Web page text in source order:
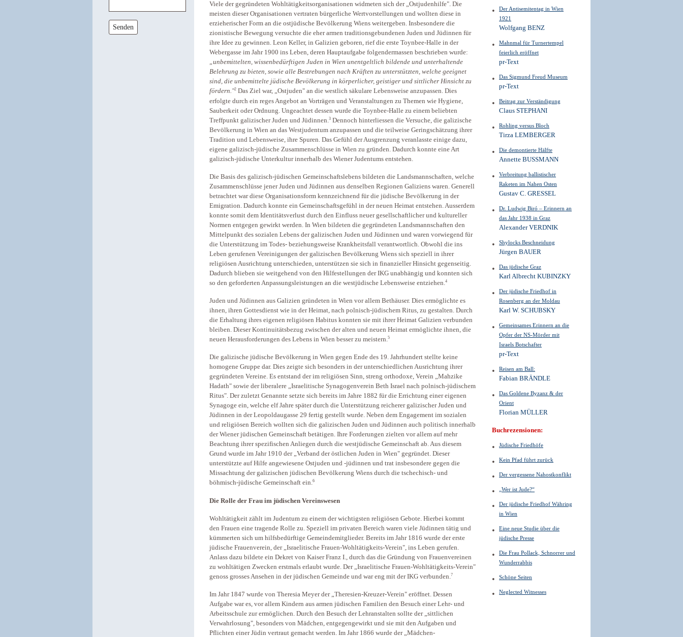
Senden
Viele der gegründeten Wohltätigkeitsorganisationen widmeten sich der „Ostjudenhilfe". Die
meisten dieser Organisationen vertraten bürgerliche Wertvorstellungen und wollten diese in
erzieherischer Form an die ostjüdische Bevölkerung Wiens weitergeben. Insbesondere die
zionistische Bewegung versuchte die eher armen traditionsgebundenen Juden und Jüdinnen für
ihre Idee zu gewinnen. Leon Keller, in Galizien geboren, rief die erste Toynbee-Halle in der
Webergasse im Jahr 1900 ins Leben, deren Hauptaufgabe folgendermassen beschrieben wurde:
„unbemittelten, wissenbedürftigen Juden in Wien unentgeltlich bildende und unterhaltende
Belehrung zu bieten, sowie alle Bestrebungen nach Kräften zu unterstützten, welche geeignet
sind, die unbemittelte jüdische Bevölkerung in körperlicher, geistiger und sittlicher Hinsicht zu
fördern."2 Das Ziel war, „Ostjuden" an die westlich säkulare Lebensweise anzupassen. Dies
erfolgte durch ein reges Angebot an Vorträgen und Veranstaltungen zu Themen wie Hygiene,
Sauberkeit oder Ordnung. Ungeachtet dessen wurde die Toynbee-Halle zu einem beliebten
Treffpunkt galizischer Juden und Jüdinnen. 3 Dennoch hinterliessen die Versuche, die galizische
Bevölkerung in Wien an das Westjudentum anzupassen und die teilweise Geringschätzung ihrer
Tradition und Lebensweise, ihre Spuren. Das Gefühl der Ausgrenzung veranlasste einige dazu,
eigene galizisch-jüdische Zusammenschlüsse in Wien zu gründen. Dadurch konnte eine Art
galizisch-jüdische Unterkultur innerhalb des Wiener Judentums entstehen.
Die Basis des galizisch-jüdischen Gemeinschaftslebens bildeten die Landsmannschaften, welche
Zusammenschlüsse jener Juden und Jüdinnen aus denselben Regionen Galiziens waren. Generell
betrachtet war diese Organisationsform kennzeichnend für die jüdische Bevölkerung in der
Emigration. Dadurch konnte ein Gemeinschaftsgefühl in der neuen Heimat entstehen. Ausserdem
konnte somit dem Identitätsverlust durch den Einfluss neuer gesellschaftlicher und kultureller
Normen entgegen gewirkt werden. In Wien bildeten die gegründeten Landsmannschaften den
Mittelpunkt des sozialen Lebens der galizischen Juden und Jüdinnen und waren vorwiegend für
die Unterstützung im Todes- beziehungsweise Krankheitsfall verantwortlich. Obwohl die ins
Leben gerufenen Vereinigungen der galizischen Bevölkerung Wiens sich speziell in ihrer
religiösen Ausrichtung unterschieden, unterstützen sie sich in finanzieller Hinsicht gegenseitig.
Dadurch blieben sie weitgehend von den Hilfestellungen der IKG unabhängig und konnten sich
so den geforderten Anpassungsleistungen an die westjüdische Lebensweise entziehen.4
Juden und Jüdinnen aus Galizien gründeten in Wien vor allem Bethäuser. Dies ermöglichte es
ihnen, ihren Gottesdienst wie in der Heimat, nach polnisch-jüdischem Ritus, zu gestalten. Durch
die Erhaltung ihres eigenen religiösen Habitus konnten sie mit ihrer Heimat Galizien verbunden
bleiben. Dieser Kontinuitätsbezug zwischen der alten und neuen Heimat ermöglichte ihnen, die
neuen Herausforderungen des Lebens in Wien besser zu meistern.5
Die galizische jüdische Bevölkerung in Wien gegen Ende des 19. Jahrhundert stellte keine
homogene Gruppe dar. Dies zeigte sich besonders in der unterschiedlichen Ausrichtung ihrer
gegründeten Vereine. Es entstand der im religiösen Sinn, streng orthodoxe, Verein „Mahzike
Hadath" sowie der liberalere „Israelitische Synagogenverein Beth Israel nach polnisch-jüdischem
Ritus". Der zuletzt Genannte setzte sich bereits im Jahre 1882 für die Errichtung einer eigenen
Synagoge ein, welche elf Jahre später durch die Unterstützung reicherer galizischer Juden und
Jüdinnen in der Leopoldaugasse 29 fertig gestellt wurde. Neben dem Engagement im sozialen
und religiösen Bereich wollten sich die galizischen Juden und Jüdinnen auch politisch innerhalb
der Wiener jüdischen Gemeinschaft betätigen. Ihre Forderungen zielten vor allem auf mehr
Beachtung ihrer spezifischen Anliegen durch die westjüdische Gemeinschaft ab. Aus diesem
Grund wurde im Jahr 1910 der „Verband der östlichen Juden in Wien" gegründet. Dieser
unterstützte auf Hilfe angewiesene Ostjuden und -jüdinnen und trat insbesondere gegen die
Missachtung der galizischen jüdischen Bevölkerung Wiens durch die tschechisch- und
böhmisch-jüdische Gemeinschaft ein.6
Die Rolle der Frau im jüdischen Vereinswesen
Wohltätigkeit zählt im Judentum zu einem der wichtigsten religiösen Gebote. Hierbei kommt
den Frauen eine tragende Rolle zu. Speziell im privaten Bereich waren viele Jüdinnen tätig und
kümmerten sich um hilfsbedürftige Gemeindemitglieder. Bereits im Jahr 1816 wurde der erste
jüdische Frauenverein, der „Israelitische Frauen-Wohltätigkeits-Verein", ins Leben gerufen.
Anlass dazu bildete ein Dekret von Kaiser Franz I., durch das die Gründung von Frauenvereinen
zu wohltätigen Zwecken erstmals erlaubt wurde. Der „Israelitische Frauen-Wohltätigkeits-Verein"
genoss grosses Ansehen in der jüdischen Gemeinde und war eng mit der IKG verbunden.7
Im Jahr 1847 wurde von Theresia Meyer der „Theresien-Kreuzer-Verein" eröffnet. Dessen
Aufgabe war es, vor allem Kindern aus armen jüdischen Familien den Besuch einer Lehr- und
Arbeitsschule zur ermöglichen. Durch den Besuch der Lehranstalten sollte der „sittlichen
Verwahrlosung", besonders von Mädchen, entgegengewirkt und sie mit den Aufgaben und
Pflichten einer Jüdin vertraut gemacht werden. Im Jahr 1866 wurde der „Mädchen-
Der Antisemitentag in Wien
1921
Wolfgang BENZ
Mahnmal für Turnertempel
feierlich eröffnet
pr-Text
Das Sigmund Freud Museum
pr-Text
Beitrag zur Verständigung
Claus STEPHANI
Rohling versus Bloch
Tirza LEMBERGER
Die demontierte Hälfte
Annette BUSSMANN
Verbreitung ballistischer
Raketen im Nahen Osten
Gustav C. GRESSEL
Dr. Ludwig Biró – Erinnern an
das Jahr 1938 in Graz
Alexander VERDNIK
Shylocks Beschneidung
Jürgen BAUER
Das jüdische Graz
Karl Albrecht KUBINZKY
Der jüdische Friedhof in
Rosenberg an der Moldau
Karl W. SCHUBSKY
Gemeinsames Erinnern an die
Opfer der NS-Mörder mit
Israels Botschafter
pr-Text
Reisen am Ball:
Fabian BRÄNDLE
Das Goldene Byzanz & der
Orient
Florian MÜLLER
Buchrezensionen:
Jüdische Friedhöfe
Kein Pfad führt zurück
Der vergessene Nahostkonflikt
„Wer ist Jude?“
Der jüdische Friedhof Währing
in Wien
Eine neue Studie über die
jüdische Presse
Die Frau Pollack, Schnorrer und
Wunderrabbis
Schöne Seiten
Neglected Witnesses